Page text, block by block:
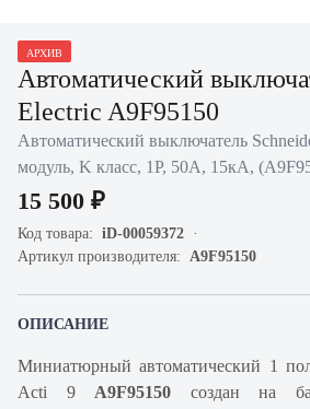
АРХИВ
Автоматический
Electric A9F95150
Автоматический выключатель
модуль, K класс, 1P, 50А, 15кА,
15 500 ₽
Код товара: iD-00059372
Артикул производителя: A9F95150
ОПИСАНИЕ
Миниатюрный автоматический 1 полюсный выключатель
Acti 9 A9F95150 создан на